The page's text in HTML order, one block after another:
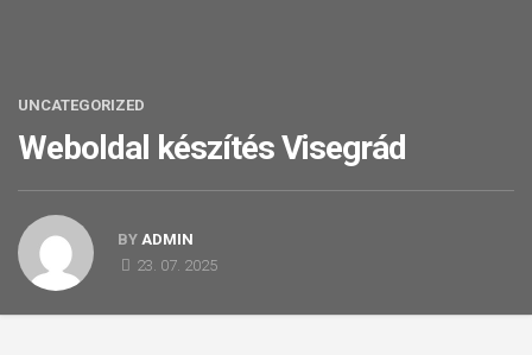
UNCATEGORIZED
Weboldal készítés​ Visegrád
BY ADMIN
23. 07. 2025